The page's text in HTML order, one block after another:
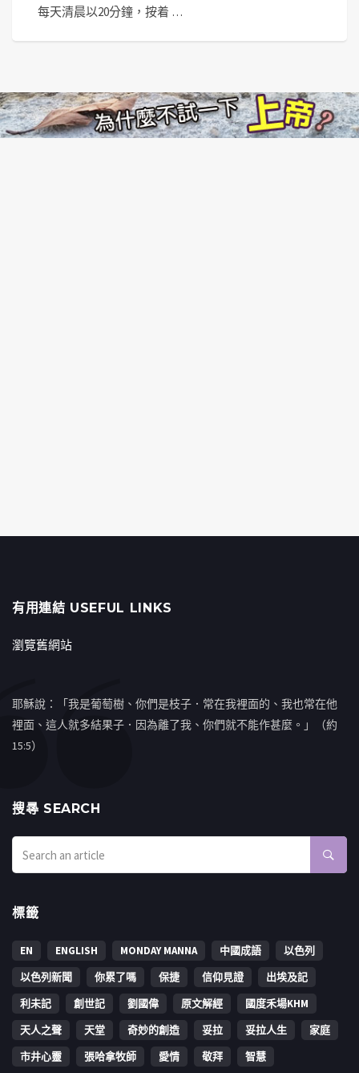
每天清晨以20分鐘，按着 …
有用連結 USEFUL LINKS
瀏覽舊網站
耶穌說：「我是葡萄樹、你們是枝子．常在我裡面的、我也常在他
裡面、這人就多結果子．因為離了我、你們就不能作甚麼。」（約
15:5）
搜㝷 SEARCH
標籤
EN ENGLISH MONDAY MANNA 中國成語
以色列
以色列新聞
你累了嗎 保捷 信仰見證
出埃及記
利未記
創世記 劉國偉 原文解經
國度禾場KHM
天人之聲
天堂 奇妙的創造 妥拉 妥拉人生
家庭
市井心靈
張哈拿牧師 愛情 敬拜 智慧